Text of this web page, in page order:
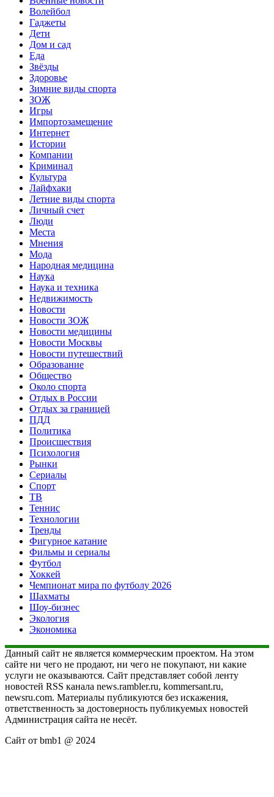
Волейбол
Гаджеты
Дети
Дом и сад
Еда
Звёзды
Здоровье
Зимние виды спорта
ЗОЖ
Игры
Импортозамещение
Интернет
Истории
Компании
Криминал
Культура
Лайфхаки
Летние виды спорта
Личный счет
Люди
Места
Мнения
Мода
Народная медицина
Наука
Наука и техника
Недвижимость
Новости
Новости ЗОЖ
Новости медицины
Новости Москвы
Новости путешествий
Образование
Общество
Около спорта
Отдых в России
Отдых за границей
ПДД
Политика
Происшествия
Психология
Рынки
Сериалы
Спорт
ТВ
Теннис
Технологии
Тренды
Фигурное катание
Фильмы и сериалы
Футбол
Хоккей
Чемпионат мира по футболу 2026
Шахматы
Шоу-бизнес
Экология
Экономика
Данный сайт не является коммерческим проектом. На этом
сайте ни чего не продают, ни чего не покупают, ни какие
услуги не оказываются. Сайт представляет собой ленту
новостей RSS канала news.rambler.ru, kommersant.ru,
newsru.com. Материалы публикуются без искажения,
ответственность за достоверность публикуемых новостей
Администрация сайта не несёт.
Сайт от bmb1 @ 2024